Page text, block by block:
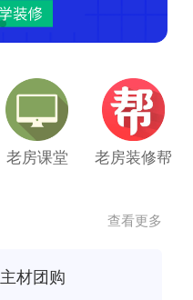
老房课堂 老房装修帮
查看更多
主材团购